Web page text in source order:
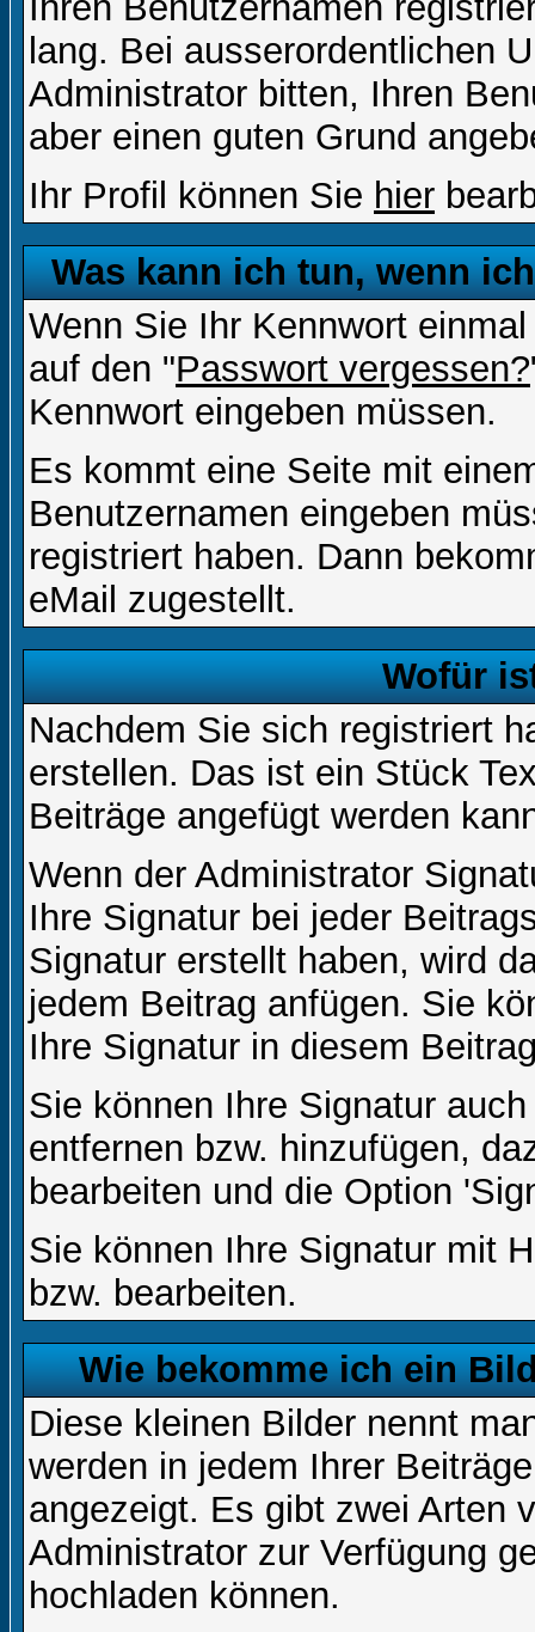
lang. Bei ausserordentlichen
Administrator bitten, Ihren
aber einen guten Grund
Ihr Profil können Sie hier
Was kann ich tun, wenn
Wenn Sie Ihr Kennwort
auf den "Passwort vergessen?
Kennwort eingeben müssen.
Es kommt eine Seite mit
Benutzernamen eingeben
registriert haben. Dann
eMail zugestellt.
Wofür
Nachdem Sie sich registriert
erstellen. Das ist ein Stück
Beiträge angefügt werden
Wenn der Administrator
Ihre Signatur bei jeder
Signatur erstellt haben, wird
jedem Beitrag anfügen. Sie
Ihre Signatur in diesem
Sie können Ihre Signatur
entfernen bzw. hinzufügen,
bearbeiten und die Option
Sie können Ihre Signatur mit
bzw. bearbeiten.
Wie bekomme ich ein
Diese kleinen Bilder nennt
werden in jedem Ihrer
angezeigt. Es gibt zwei Arten
Administrator zur Verfügung
hochladen können.